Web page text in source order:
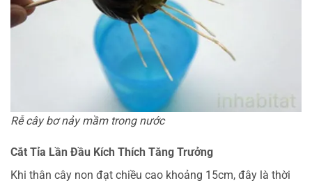
Rễ cây bơ nảy mầm trong nước
Cắt Tỉa Lần Đầu Kích Thích Tăng Trưởng
Khi thân cây non đạt chiều cao khoảng 15cm, đây là thời